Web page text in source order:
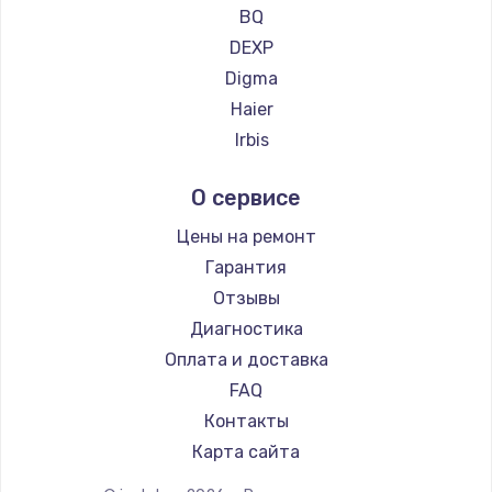
Заказать
Замена клавиатуры
1490 руб.
Заказать
Замена SSD
990 руб.
Заказать
Замена северного моста
2600 руб.
Заказать
Замена экрана
Ремонт планшетов CHUWI
BQ
DEXP
Digma
Haier
Irbis
Microsoft
BlackView
Amazon
Aquarius
Philips
Dell
HP
Getac
ZTE
О сервисе
Цены на ремонт
Гарантия
Отзывы
Диагностика
Оплата и доставка
FAQ
Контакты
Карта сайта